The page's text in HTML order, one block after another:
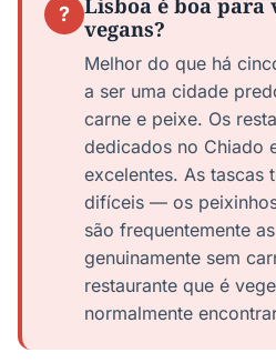
?
Lisboa é boa para
vegans?
Melhor do que há
a ser uma cidade
carne e peixe. Os
dedicados no Chiado
excelentes. As tascas
difíceis — os
são frequentemente
genuinamente sem
restaurante que é
normalmente